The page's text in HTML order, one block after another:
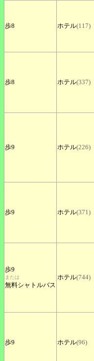
歩8 ホテル(117)
歩8 ホテル(337)
歩9 ホテル(226)
歩9 ホテル(371)
歩9
または
無料シャトルバス
ホテル(744)
歩9 ホテル(96)